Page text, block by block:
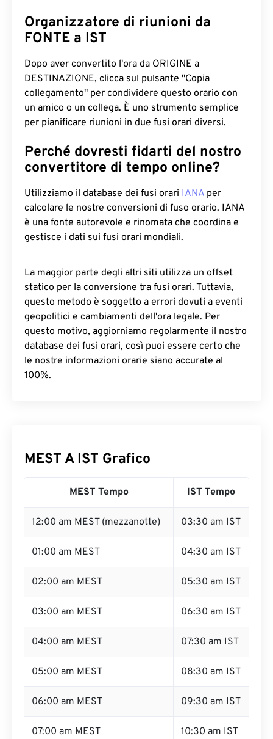
Organizzatore di riunioni da
FONTE a IST
Dopo aver convertito l'ora da ORIGINE a
DESTINAZIONE, clicca sul pulsante "Copia
collegamento" per condividere questo orario con
un amico o un collega. È uno strumento semplice
per pianificare riunioni in due fusi orari diversi.
Perché dovresti fidarti del nostro
convertitore di tempo online?
Utilizziamo il database dei fusi orari IANA per
calcolare le nostre conversioni di fuso orario. IANA
è una fonte autorevole e rinomata che coordina e
gestisce i dati sui fusi orari mondiali.
La maggior parte degli altri siti utilizza un offset
statico per la conversione tra fusi orari. Tuttavia,
questo metodo è soggetto a errori dovuti a eventi
geopolitici e cambiamenti dell'ora legale. Per
questo motivo, aggiorniamo regolarmente il nostro
database dei fusi orari, così puoi essere certo che
le nostre informazioni orarie siano accurate al
100%.
MEST A IST Grafico
MEST Tempo IST Tempo
12:00 am MEST (mezzanotte) 03:30 am IST
01:00 am MEST 04:30 am IST
02:00 am MEST 05:30 am IST
03:00 am MEST 06:30 am IST
04:00 am MEST 07:30 am IST
05:00 am MEST 08:30 am IST
06:00 am MEST 09:30 am IST
07:00 am MEST 10:30 am IST